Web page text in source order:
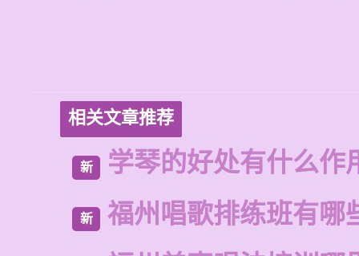
相关文章推荐
新 学琴的好处有什么作
新
福州唱歌排练班有哪